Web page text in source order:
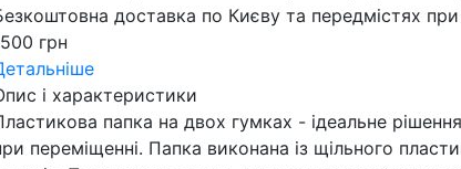
доставка по Києву та передмістях при
грн
і характеристики
папка на двох гумках - ідеальне
переміщенні. Папка виконана із щільного